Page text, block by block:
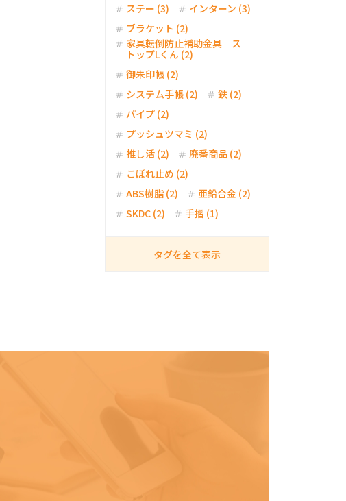
ステー (3)
インターン (3)
ブラケット (2)
家具転倒防止補助金具 ス
トップLくん (2)
御朱印帳 (2)
システム手帳 (2)
鉄 (2)
パイプ (2)
プッシュツマミ (2)
推し活 (2)
廃番商品 (2)
こぼれ止め (2)
ABS樹脂 (2)
亜鉛合金 (2)
SKDC (2)
手摺 (1)
タグを全て表示